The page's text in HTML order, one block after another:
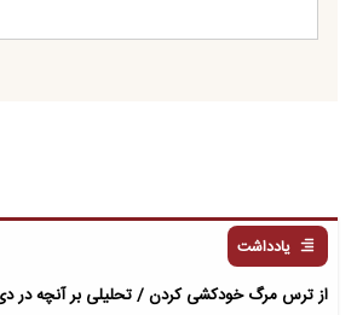
یادداشت
از ترس مرگ خودکشی کردن / تحلیلی بر آنچه در دی‌ماه